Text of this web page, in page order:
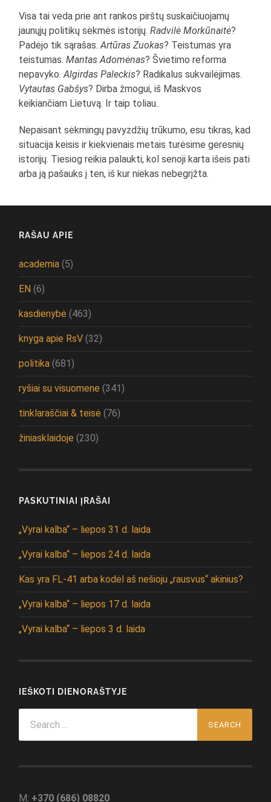
Visa tai veda prie ant rankos pirštų suskaičiuojamų
jaunųjų politikų sėkmės istorijų.Radvilė Morkūnaitė?
Padėjo tik sąrašas.Artūras Zuokas? Teistumas yra
teistumas.Mantas Adomėnas? Švietimo reforma
nepavyko.Algirdas Paleckis? Radikalus sukvailėjimas.
Vytautas Gabšys? Dirba žmogui, iš Maskvos
keikiančiam Lietuvą. Ir taip toliau..
Nepaisant sėkmingų pavyzdžių trūkumo, esu tikras, kad
situacija keisis ir kiekvienais metais turėsime geresnių
istorijų. Tiesiog reikia palaukti, kol senoji karta išeis pati
arba ją pašauks į ten, iš kur niekas nebegrįžta.
RAŠAU APIE
academia (5)
EN (6)
kasdienybė (463)
knyga apie RsV (32)
politika (681)
ryšiai su visuomene (341)
tinklaraščiai & teisė (76)
žiniasklaidoje (230)
PASKUTINIAI ĮRAŠAI
„Vyrai kalba“ – liepos 31 d. laida
„Vyrai kalba“ – liepos 24 d. laida
Kas yra FL-41 arba kodėl aš nešioju „rausvus“ akinius?
„Vyrai kalba“ – liepos 17 d. laida
„Vyrai kalba“ – liepos 3 d. laida
IEŠKOTI DIENORAŠTYJE
for:
M: +370 (686) 08820